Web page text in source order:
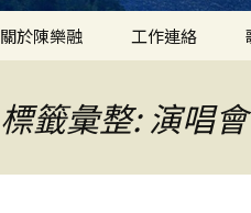
關於陳樂融
陳樂融大事記
工作連絡
標籤彙整: 演唱會